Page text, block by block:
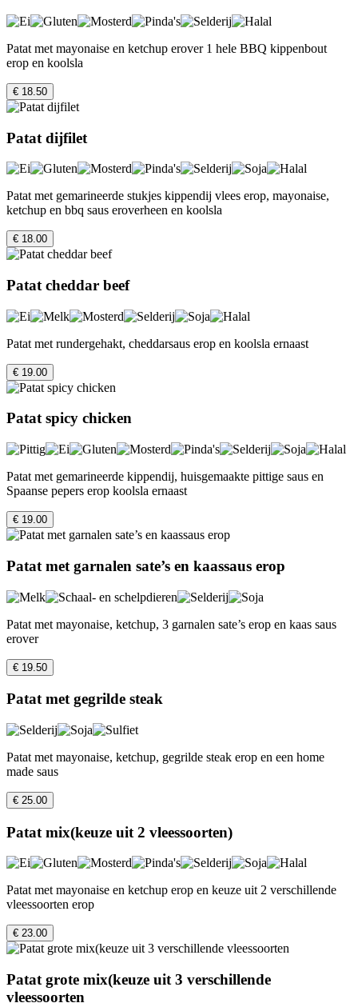
Patat met mayonaise en ketchup erover 1 hele BBQ kippenbout
erop en koolsla
€ 18.50
Patat dijfilet
Patat met gemarineerde stukjes kippendij vlees erop, mayonaise,
ketchup en bbq saus eroverheen en koolsla
€ 18.00
Patat cheddar beef
Patat met rundergehakt, cheddarsaus erop en koolsla ernaast
€ 19.00
Patat spicy chicken
Patat met gemarineerde kippendij, huisgemaakte pittige saus en
Spaanse pepers erop koolsla ernaast
€ 19.00
Patat met garnalen sate’s en kaassaus erop
Patat met mayonaise, ketchup, 3 garnalen sate’s erop en kaas saus
erover
€ 19.50
Patat met gegrilde steak
Patat met mayonaise, ketchup, gegrilde steak erop en een home
made saus
€ 25.00
Patat mix(keuze uit 2 vleessoorten)
Patat met mayonaise en ketchup erop en keuze uit 2 verschillende
vleessoorten erop
€ 23.00
Patat grote mix(keuze uit 3 verschillende
vleessoorten